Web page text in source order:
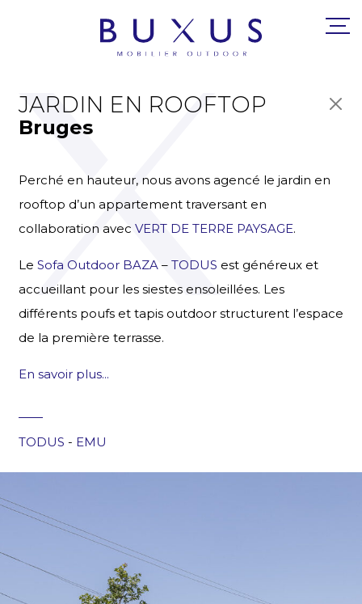
JARDIN EN ROOFTOP
Bruges
Perché en hauteur, nous avons agencé le jardin en
rooftop d’un appartement traversant en
collaboration avec VERT DE TERRE PAYSAGE.
Le Sofa Outdoor BAZA– TODUS est généreux et
accueillant pour les siestes ensoleillées. Les
différents poufs et tapis outdoor structurent l’espace
de la première terrasse.
En savoir plus...
TODUS - EMU